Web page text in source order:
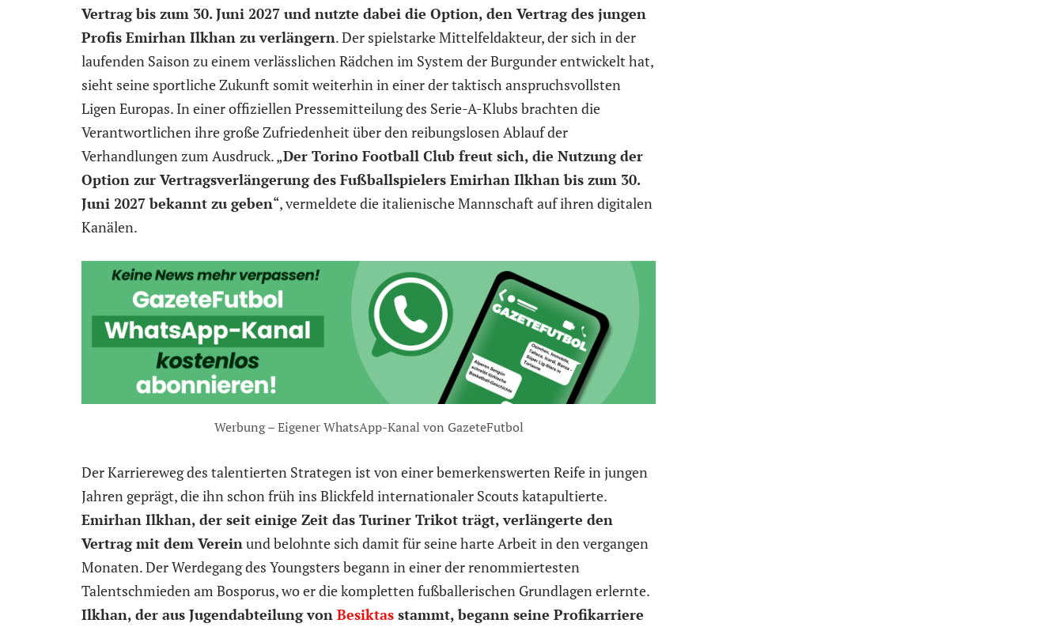
Vertrag bis zum 30. Juni 2027 und nutzte dabei die Option, den Vertrag des jungen
Profis Emirhan Ilkhan zu verlängern. Der spielstarke Mittelfeldakteur, der sich in der
laufenden Saison zu einem verlässlichen Rädchen im System der Burgunder entwickelt hat,
sieht seine sportliche Zukunft somit weiterhin in einer der taktisch anspruchsvollsten
Ligen Europas. In einer offiziellen Pressemitteilung des Serie-A-Klubs brachten die
Verantwortlichen ihre große Zufriedenheit über den reibungslosen Ablauf der
Verhandlungen zum Ausdruck. „Der Torino Football Club freut sich, die Nutzung der
Option zur Vertragsverlängerung des Fußballspielers Emirhan Ilkhan bis zum 30.
Juni 2027 bekannt zu geben“, vermeldete die italienische Mannschaft auf ihren digitalen
Kanälen.
Werbung – Eigener WhatsApp-Kanal von GazeteFutbol
Der Karriereweg des talentierten Strategen ist von einer bemerkenswerten Reife in jungen
Jahren geprägt, die ihn schon früh ins Blickfeld internationaler Scouts katapultierte.
Emirhan Ilkhan, der seit einige Zeit das Turiner Trikot trägt, verlängerte den
Vertrag mit dem Vereinund belohnte sich damit für seine harte Arbeit in den vergangen
Monaten. Der Werdegang des Youngsters begann in einer der renommiertesten
Talentschmieden am Bosporus, wo er die kompletten fußballerischen Grundlagen erlernte.
Ilkhan, der aus Jugendabteilung von Besiktas stammt, begann seine Profikarriere